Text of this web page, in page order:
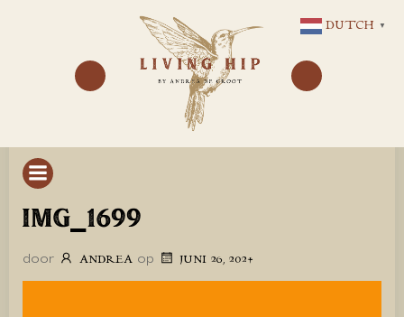
NAAR
DE
INHOUD
IMG_1699
door ANDREA op JUNI 26, 2024
DUTCH ▼